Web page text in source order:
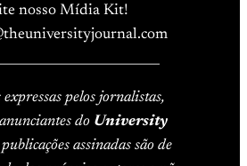
nosso Mídia Kit!
pelos jornalistas,
do University
assinadas são de